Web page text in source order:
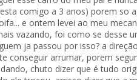
comigo a 3 anos) porem so
e ontem levei ao meu
vazando, foi como se desse
ja passou por isso? a
conseguir arrumar, porem
chuto dizer que é tudo